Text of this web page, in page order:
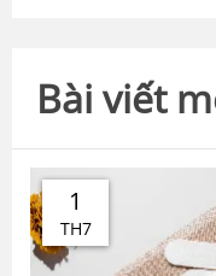
Bài viết
1
TH7